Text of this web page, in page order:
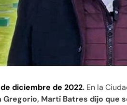
diciembre de 2022. En la
Gregorio, Martí Batres dijo que